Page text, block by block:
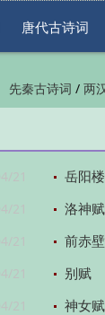
唐代古诗词
先秦古诗词 / 两
明代古诗词/清
21 岳阳
21 洛神赋
21 前赤
21 别赋
21 神女赋